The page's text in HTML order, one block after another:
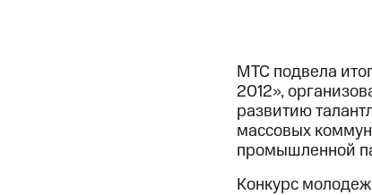
МТС подвела
2012»,
развитию
массовых
промышленной
Конкурс